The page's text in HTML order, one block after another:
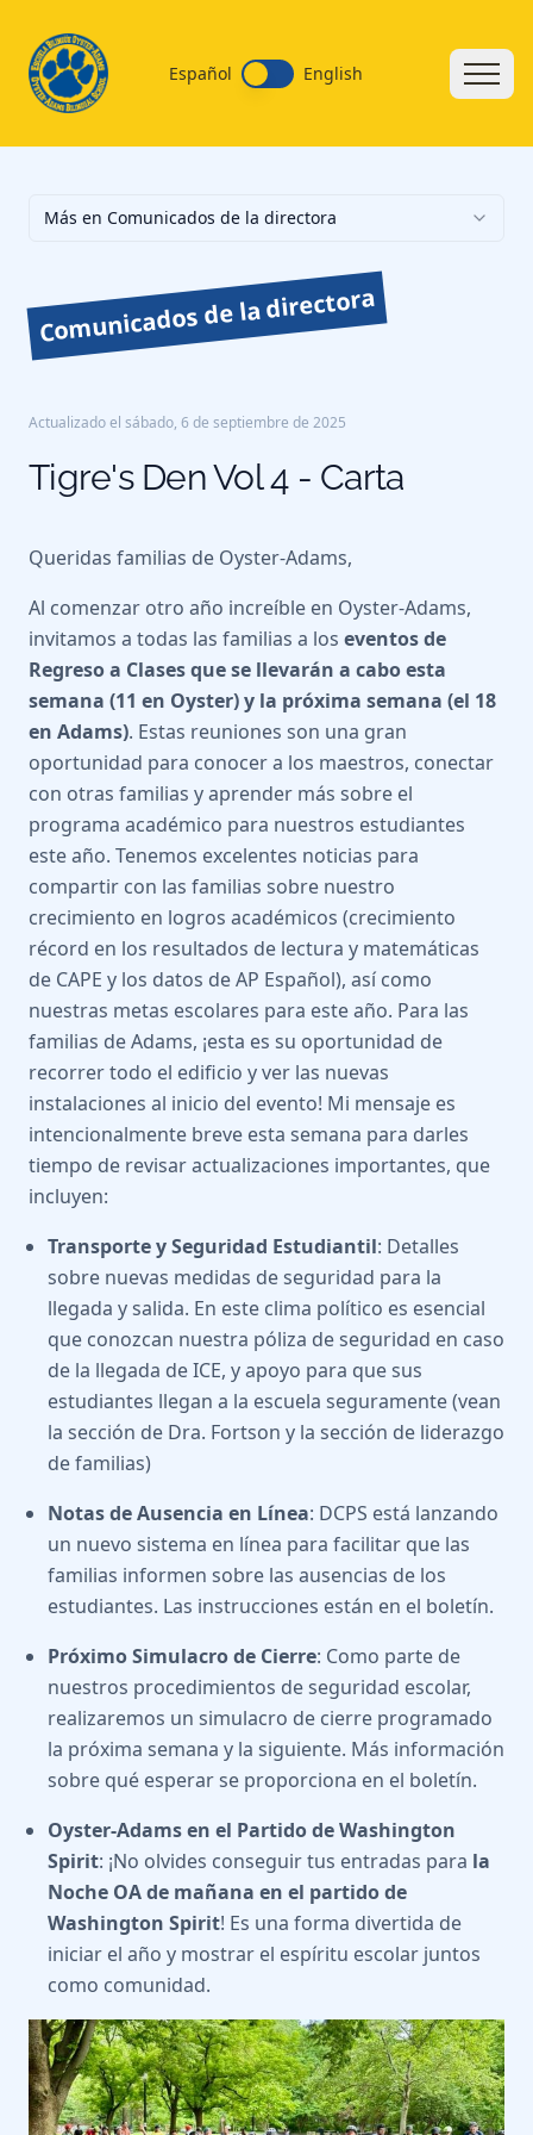
Español English
Más en Comunicados de la directora
Comunicados de la directora
Actualizado el sábado, 6 de septiembre de 2025
Tigre's Den Vol 4 - Carta
Queridas familias de Oyster-Adams,
Al comenzar otro año increíble en Oyster-Adams,
invitamos a todas las familias a los eventos de
Regreso a Clases que se llevarán a cabo esta
semana (11 en Oyster) y la próxima semana (el 18
en Adams). Estas reuniones son una gran
oportunidad para conocer a los maestros, conectar
con otras familias y aprender más sobre el
programa académico para nuestros estudiantes
este año. Tenemos excelentes noticias para
compartir con las familias sobre nuestro
crecimiento en logros académicos (crecimiento
récord en los resultados de lectura y matemáticas
de CAPE y los datos de AP Español), así como
nuestras metas escolares para este año. Para las
familias de Adams, ¡esta es su oportunidad de
recorrer todo el edificio y ver las nuevas
instalaciones al inicio del evento! Mi mensaje es
intencionalmente breve esta semana para darles
tiempo de revisar actualizaciones importantes, que
incluyen:
Transporte y Seguridad Estudiantil: Detalles
sobre nuevas medidas de seguridad para la
llegada y salida. En este clima político es esencial
que conozcan nuestra póliza de seguridad en caso
de la llegada de ICE, y apoyo para que sus
estudiantes llegan a la escuela seguramente (vean
la sección de Dra. Fortson y la sección de liderazgo
de familias)
Notas de Ausencia en Línea: DCPS está lanzando
un nuevo sistema en línea para facilitar que las
familias informen sobre las ausencias de los
estudiantes. Las instrucciones están en el boletín.
Próximo Simulacro de Cierre: Como parte de
nuestros procedimientos de seguridad escolar,
realizaremos un simulacro de cierre programado
la próxima semana y la siguiente. Más información
sobre qué esperar se proporciona en el boletín.
Oyster-Adams en el Partido de Washington
Spirit: ¡No olvides conseguir tus entradas para la
Noche OA de mañana en el partido de
Washington Spirit! Es una forma divertida de
iniciar el año y mostrar el espíritu escolar juntos
como comunidad.